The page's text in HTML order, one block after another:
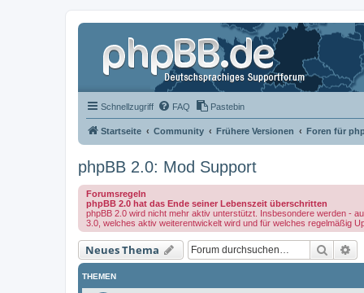
Schnellzugriff FAQ Pastebin
Startseite Community Frühere Versionen Foren für
phpBB 2.0: Mod Support
Forumsregeln
phpBB 2.0 hat das Ende seiner Lebenszeit überschritten
phpBB 2.0 wird nicht mehr aktiv unterstützt. Insbesondere werden -
3.0, welches aktiv weiterentwickelt wird und für welches regelmäßig
Neues Thema Suche
THEMEN